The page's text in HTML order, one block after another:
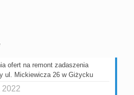
ofert na remont zadaszenia
ul. Mickiewicza 26 w Giżycku
2022